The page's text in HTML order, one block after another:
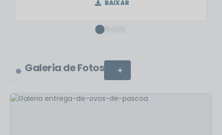
BAIXAR
Galeria de Fotos